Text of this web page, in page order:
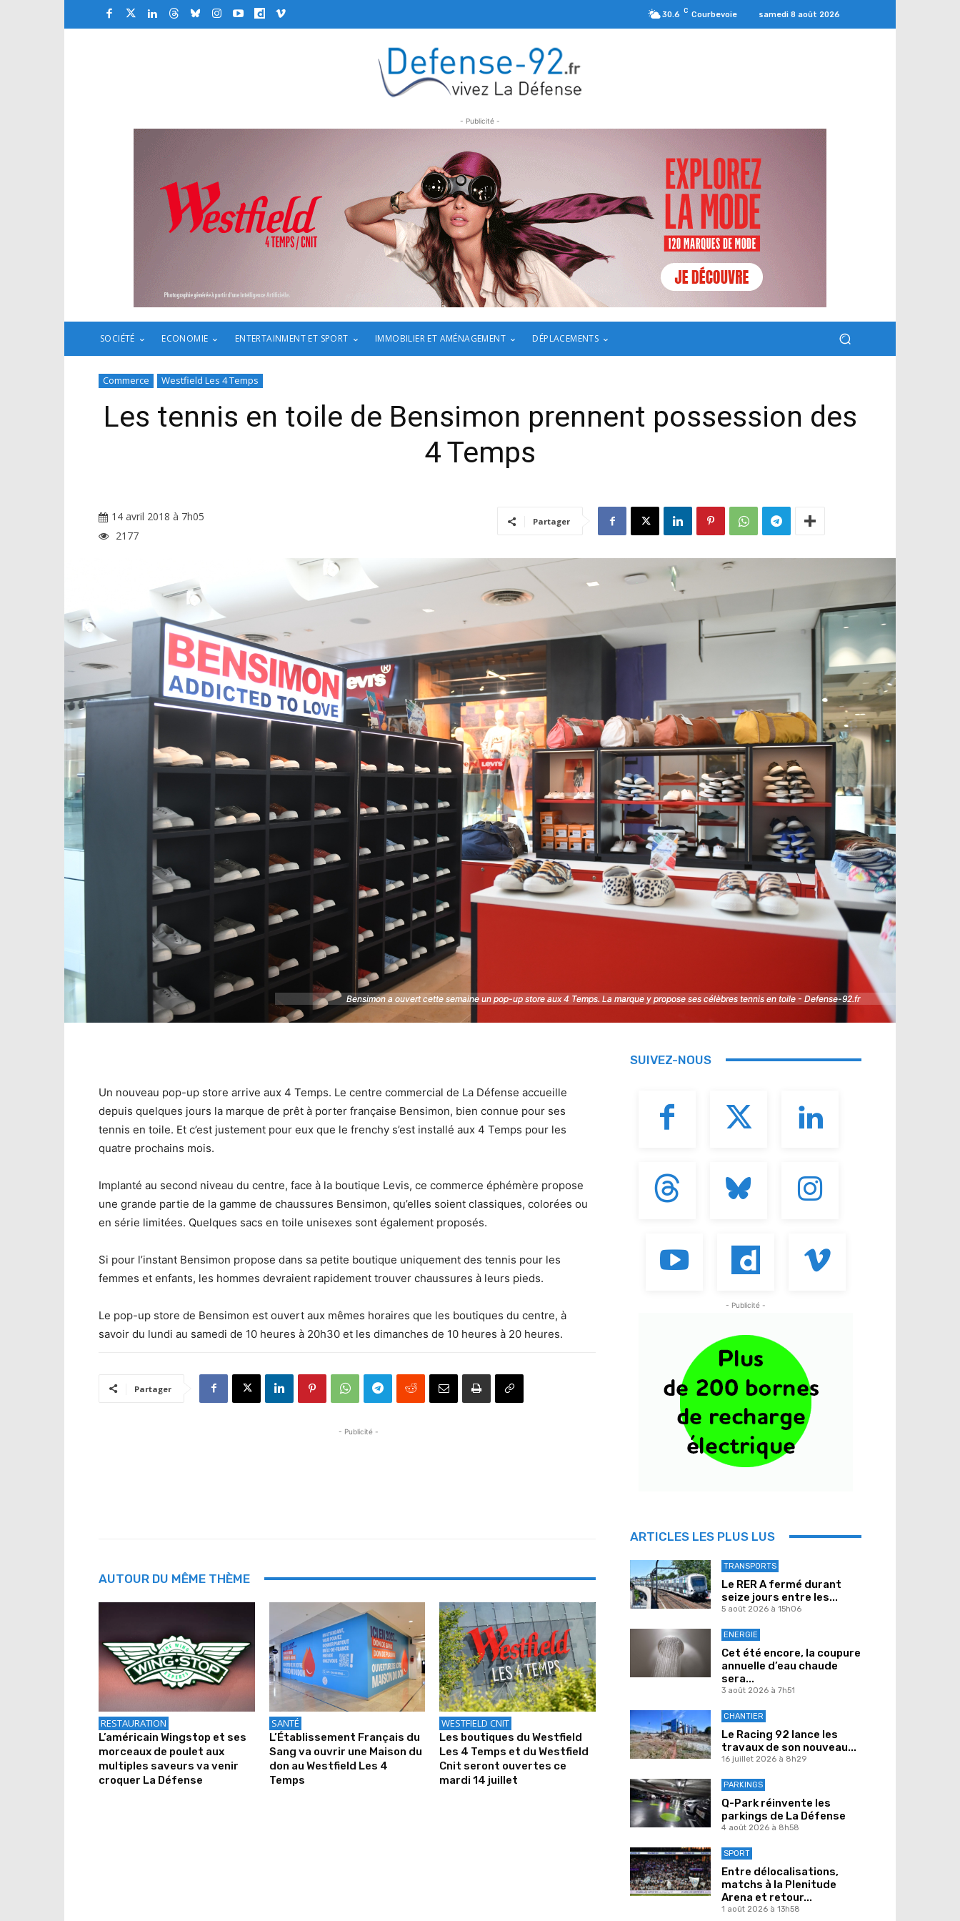
30.6 C Courbevoie samedi 8 août 2026
- Publicité -
SOCIÉTÉ ECONOMIE ENTERTAINMENT ET SPORT IMMOBILIER ET AMÉNAGEMENT DÉPLACEMENTS
Commerce Westfield Les 4 Temps
Les tennis en toile de Bensimon prennent possession des
4 Temps
14 avril 2018 à 7h05
2177
Partager
Bensimon a ouvert cette semaine un pop-up store aux 4 Temps. La marque y propose ses célèbres tennis en toile - Defense-92.fr
Bensimon a ouvert cette semaine un pop-up store aux 4 Temps. La marque y propose ses célèbres tennis en toile - Defense-92.fr
Un nouveau pop-up store arrive aux 4 Temps. Le centre commercial de La Défense accueille
depuis quelques jours la marque de prêt à porter française Bensimon, bien connue pour ses
tennis en toile. Et c’est justement pour eux que le frenchy s’est installé aux 4 Temps pour les
quatre prochains mois.
Implanté au second niveau du centre, face à la boutique Levis, ce commerce éphémère propose
une grande partie de la gamme de chaussures Bensimon, qu’elles soient classiques, colorées ou
en série limitées. Quelques sacs en toile unisexes sont également proposés.
Si pour l’instant Bensimon propose dans sa petite boutique uniquement des tennis pour les
femmes et enfants, les hommes devraient rapidement trouver chaussures à leurs pieds.
Le pop-up store de Bensimon est ouvert aux mêmes horaires que les boutiques du centre, à
savoir du lundi au samedi de 10 heures à 20h30 et les dimanches de 10 heures à 20 heures.
Partager
- Publicité -
AUTOUR DU MÊME THÈME
RESTAURATION
L’américain Wingstop et ses
morceaux de poulet aux
multiples saveurs va venir
croquer La Défense
SANTÉ
L’Établissement Français du
Sang va ouvrir une Maison du
don au Westfield Les 4
Temps
WESTFIELD CNIT
Les boutiques du Westfield
Les 4 Temps et du Westfield
Cnit seront ouvertes ce
mardi 14 juillet
SUIVEZ-NOUS
- Publicité -
ARTICLES LES PLUS LUS
TRANSPORTS
Le RER A fermé durant
seize jours entre les...
5 août 2026 à 15h06
ENERGIE
Cet été encore, la coupure
annuelle d’eau chaude
sera...
3 août 2026 à 7h51
CHANTIER
Le Racing 92 lance les
travaux de son nouveau...
16 juillet 2026 à 8h29
PARKINGS
Q-Park réinvente les
parkings de La Défense
4 août 2026 à 8h58
SPORT
Entre délocalisations,
matchs à la Plenitude
Arena et retour...
1 août 2026 à 13h58